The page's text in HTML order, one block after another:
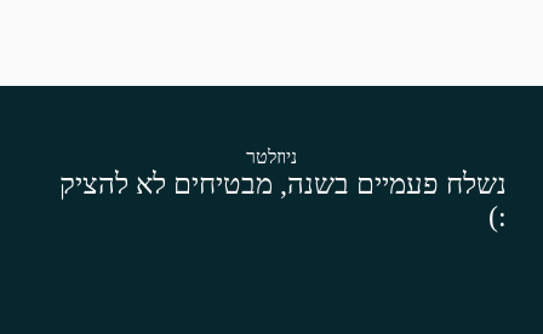
ניוזלטר
נשלח פעמיים בשנה, מבטיחים לא להציק
:)